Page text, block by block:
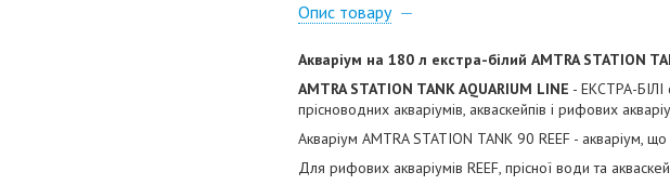
Опис товару
Акваріум на 180 л екстра-білий AMTRA STATION
AMTRA STATION TANK AQUARIUM LINE - ЕКСТРА-БІЛІ
прісноводних акваріумів, акваскейпів і рифових
Акваріум AMTRA STATION TANK 90 REEF - акваріум, що
Для рифових акваріумів REEF, прісної води та